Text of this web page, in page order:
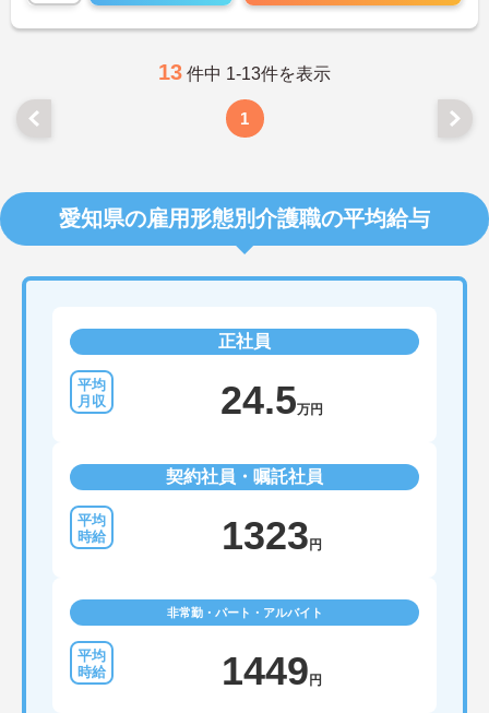
13 件中 1-13件を表示
1
愛知県の雇用形態別介護職の平均給与
正社員
24.5万円
契約社員・嘱託社員
1323 円
非常勤・パート・アルバイト
1449 円